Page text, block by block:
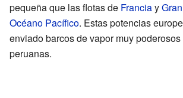
pequeña que las flotas de Franciay
Océano Pacífico. Estas potencias
enviado barcos de vapor muy
peruanas.